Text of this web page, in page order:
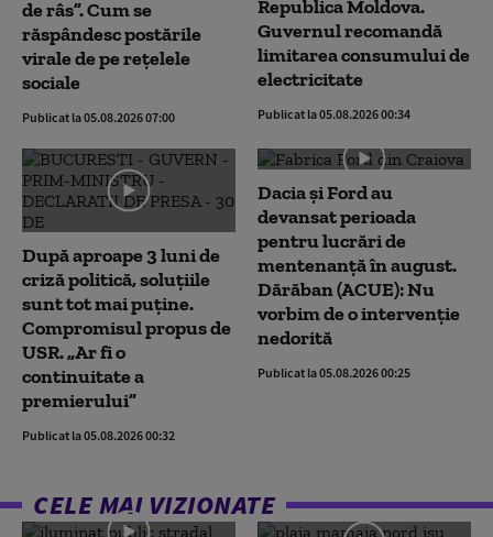
de râs”. Cum se
răspândesc postările
virale de pe rețelele
sociale
Publicat la 05.08.2026 07:00
Republica Moldova.
Guvernul recomandă
limitarea consumului de
electricitate
Publicat la 05.08.2026 00:34
După aproape 3 luni de
criză politică, soluțiile
sunt tot mai puține.
Compromisul propus de
USR. „Ar fi o
continuitate a
premierului”
Publicat la 05.08.2026 00:32
Dacia și Ford au
devansat perioada
pentru lucrări de
mentenanță în august.
Dărăban (ACUE): Nu
vorbim de o intervenție
nedorită
Publicat la 05.08.2026 00:25
CELE MAI VIZIONATE